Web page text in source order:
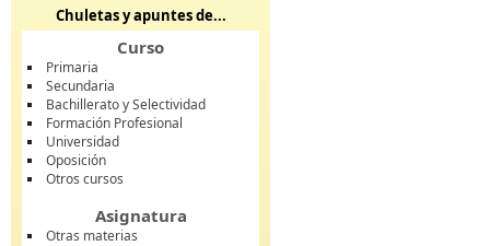
Chuletas y apuntes de...
Curso
Primaria
Secundaria
Bachillerato y Selectividad
Formación Profesional
Universidad
Oposición
Otros cursos
Asignatura
Otras materias